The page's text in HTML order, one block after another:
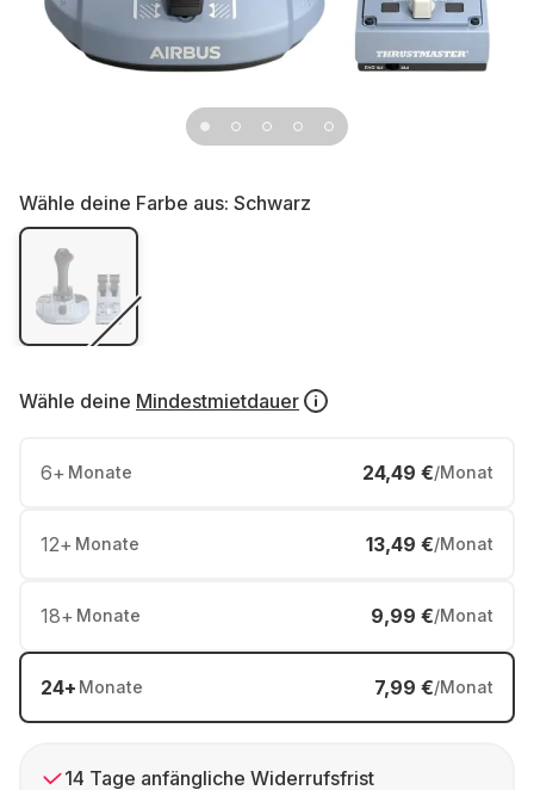
Wähle deine Farbe aus: Schwarz
Wähle deine Mindestmietdauer
6+ Monate 24,49 €/Monat
12+ Monate 13,49 €/Monat
18+ Monate 9,99 €/Monat
24+ Monate 7,99 €/Monat
14 Tage anfängliche Widerrufsfrist